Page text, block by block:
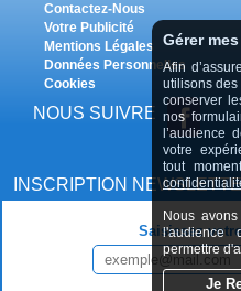
Contactez-Nous
Votre Publicité
Mentions Légales
Données Personnelles
Cookies
NOUS SUIVRE
INSCRIPTION
Saisissez
Gérer
Afin
utilisons des
conserver
nos
l’audience
votre
tout
Nous
l'audience
permettre